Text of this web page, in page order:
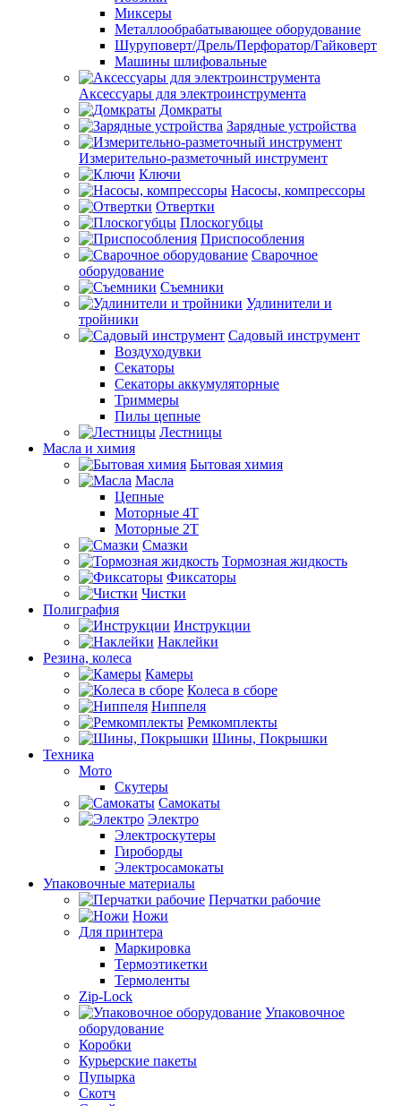
Миксеры
Металлообрабатывающее оборудование
Шуруповерт/Дрель/Перфоратор/Гайковерт
Машины шлифовальные
Аксессуары для электроинструмента
Домкраты
Зарядные устройства
Измерительно-разметочный инструмент
Ключи
Насосы, компрессоры
Отвертки
Плоскогубцы
Приспособления
Сварочное
оборудование
Съемники
Удлинители и
тройники
Садовый инструмент
Воздуходувки
Секаторы
Секаторы аккумуляторные
Триммеры
Пилы цепные
Лестницы
Масла и химия
Бытовая химия
Масла
Цепные
Моторные 4Т
Моторные 2Т
Смазки
Тормозная жидкость
Фиксаторы
Чистки
Полиграфия
Инструкции
Наклейки
Резина, колеса
Камеры
Колеса в сборе
Ниппеля
Ремкомплекты
Шины, Покрышки
Техника
Мото
Скутеры
Самокаты
Электро
Электроскутеры
Гироборды
Электросамокаты
Упаковочные материалы
Перчатки рабочие
Ножи
Для принтера
Маркировка
Термоэтикетки
Термоленты
Zip-Lock
Упаковочное
оборудование
Коробки
Курьерские пакеты
Пупырка
Скотч